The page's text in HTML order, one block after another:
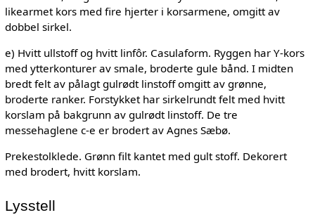
likearmet kors med fire hjerter i korsarmene, omgitt av
dobbel sirkel.
e) Hvitt ullstoff og hvitt linfôr. Casulaform. Ryggen har Y-kors
med ytterkonturer av smale, broderte gule bånd. I midten
bredt felt av pålagt gulrødt linstoff omgitt av grønne,
broderte ranker. Forstykket har sirkelrundt felt med hvitt
korslam på bakgrunn av gulrødt linstoff. De tre
messehaglene c-e er brodert av Agnes Sæbø.
Prekestolklede. Grønn filt kantet med gult stoff. Dekorert
med brodert, hvitt korslam.
Lysstell